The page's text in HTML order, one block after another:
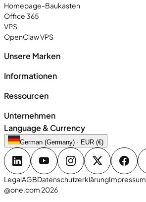
Homepage-Baukasten
Office 365
VPS
OpenClaw VPS
Unsere Marken
Informationen
Ressourcen
Unternehmen
Language & Currency
German (Germany) · EUR (€)
LegalAGBDatenschutzerklärungImpressum
@one.com 2026